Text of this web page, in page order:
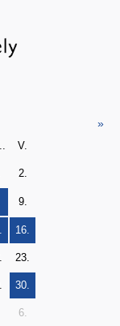
»
V.
2.
9.
16.
23.
30.
6.